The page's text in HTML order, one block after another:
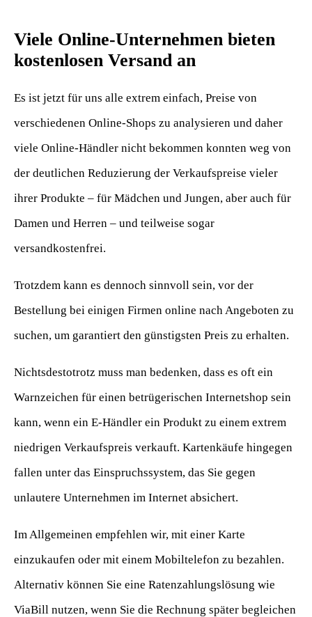
Viele Online-Unternehmen bieten
kostenlosen Versand an
Es ist jetzt für uns alle extrem einfach, Preise von
verschiedenen Online-Shops zu analysieren und daher
viele Online-Händler nicht bekommen konnten weg von
der deutlichen Reduzierung der Verkaufspreise vieler
ihrer Produkte – für Mädchen und Jungen, aber auch für
Damen und Herren – und teilweise sogar
versandkostenfrei.
Trotzdem kann es dennoch sinnvoll sein, vor der
Bestellung bei einigen Firmen online nach Angeboten zu
suchen, um garantiert den günstigsten Preis zu erhalten.
Nichtsdestotrotz muss man bedenken, dass es oft ein
Warnzeichen für einen betrügerischen Internetshop sein
kann, wenn ein E-Händler ein Produkt zu einem extrem
niedrigen Verkaufspreis verkauft. Kartenkäufe hingegen
fallen unter das Einspruchssystem, das Sie gegen
unlautere Unternehmen im Internet absichert.
Im Allgemeinen empfehlen wir, mit einer Karte
einzukaufen oder mit einem Mobiltelefon zu bezahlen.
Alternativ können Sie eine Ratenzahlungslösung wie
ViaBill nutzen, wenn Sie die Rechnung später begleichen